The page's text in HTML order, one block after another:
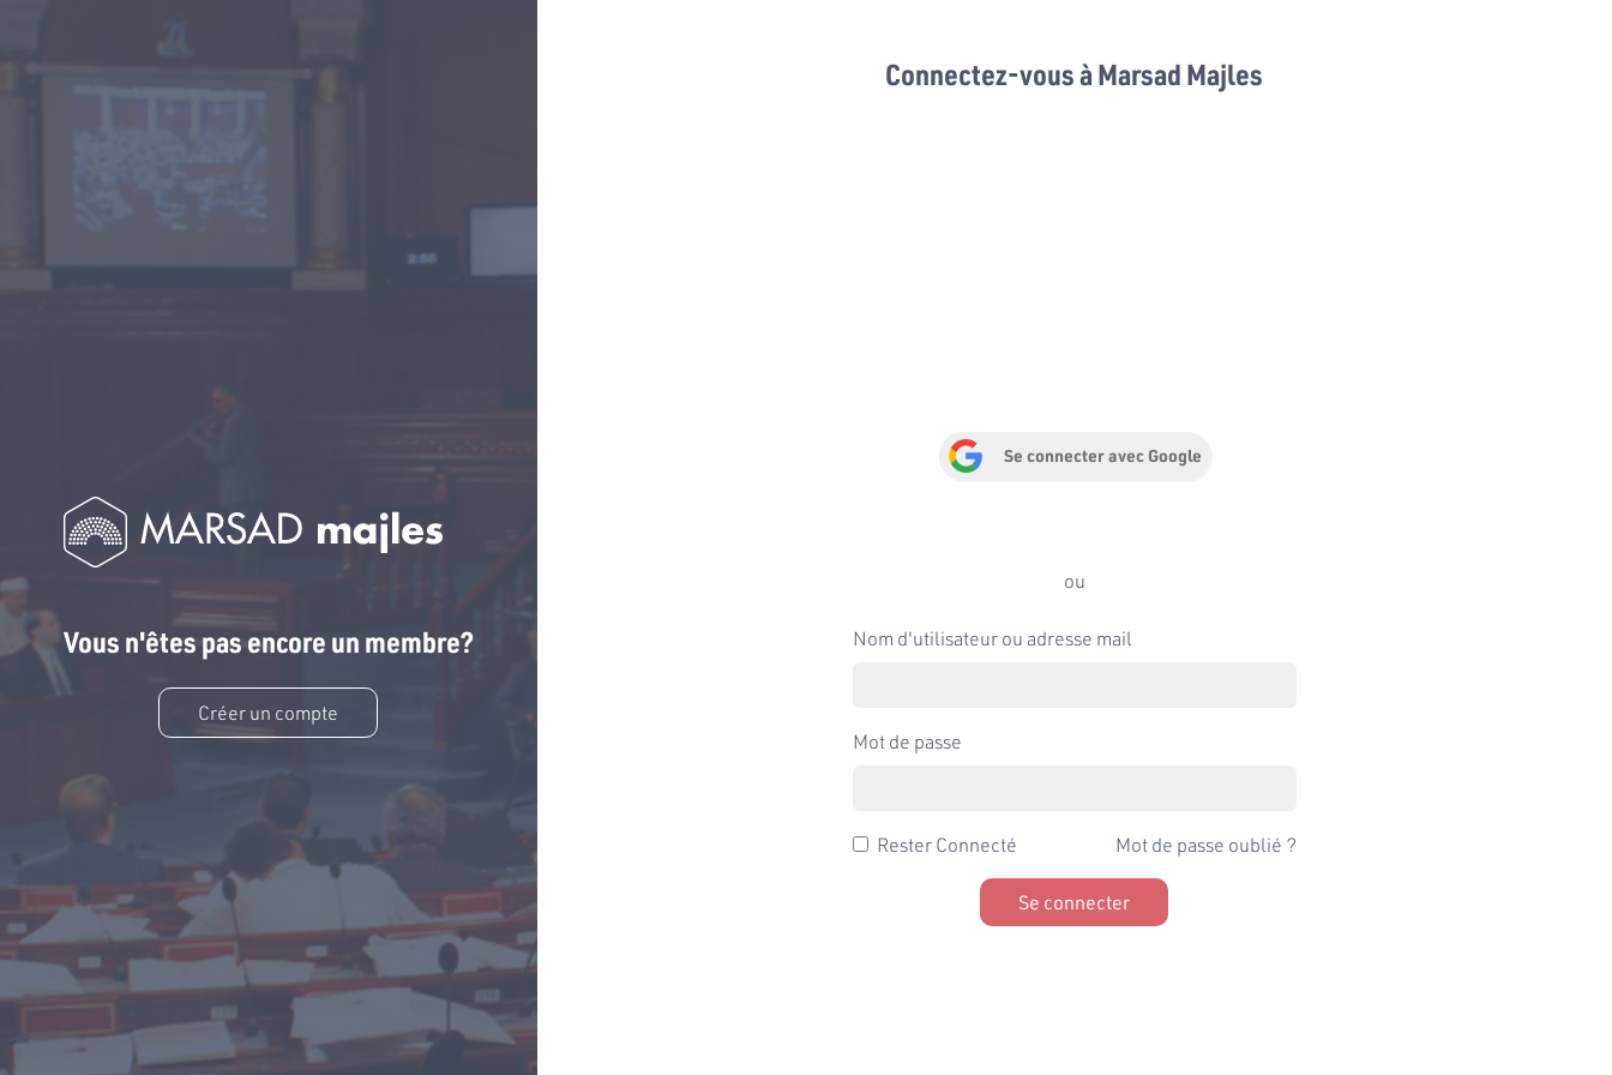
Vous n'êtes pas encore un membre?
Créer un compte
Connectez-vous à Marsad Majles
Se connecter avec Google
ou
Nom d'utilisateur ou adresse mail
Mot de passe
Rester Connecté Mot de passe oublié ?